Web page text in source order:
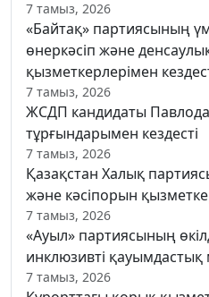
7 тамыз, 2026
«Байтақ» партиясының
өнеркәсіп және
қызметкерлерімен
7 тамыз, 2026
ЖСДП кандидаты
тұрғындарымен кездесті
7 тамыз, 2026
Қазақстан Халық
және кәсіпорын
7 тамыз, 2026
«Ауыл» партиясының
инклюзивті қауымдастық
7 тамыз, 2026